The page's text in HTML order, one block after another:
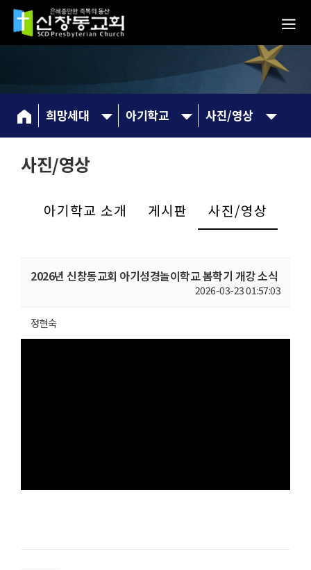
희망세대 아기학교 사진/영상
사진/영상
아기학교 소개 게시판 사진/영상
2026년 신창동교회 아기성경놀이학교 봄학기 개강 소식
2026-03-23 01:57:03
정현숙